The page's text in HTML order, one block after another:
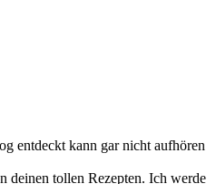
entdeckt kann gar nicht aufhören
deinen tollen Rezepten. Ich werde